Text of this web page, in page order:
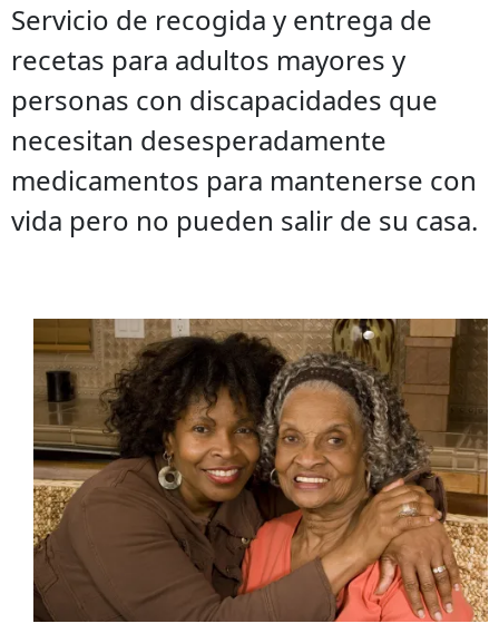
Servicio de recogida y entrega de
recetas para adultos mayores y
personas con discapacidades que
necesitan desesperadamente
medicamentos para mantenerse con
vida pero no pueden salir de su casa.